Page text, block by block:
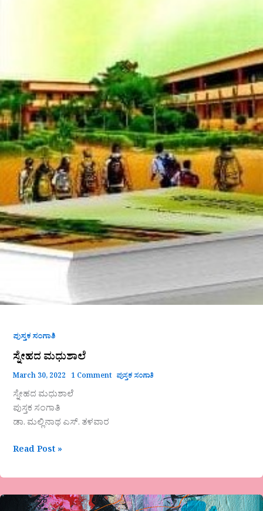
ಪುಸ್ತಕ ಸಂಗಾತಿ
ಸ್ನೇಹದ ಮಧುಶಾಲೆ
March 30, 2022 1 Comment ಪುಸ್ತಕ ಸಂಗಾತಿ
ಸ್ನೇಹದ ಮಧುಶಾಲೆ
ಪುಸ್ತಕ ಸಂಗಾತಿ
ಡಾ. ಮಲ್ಲಿನಾಥ ಎಸ್. ತಳವಾರ
Read Post »
ಗಜಲ್